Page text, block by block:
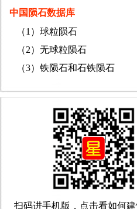
中国陨石数据库
（1）球粒陨石
（2）无球粒陨石
（3）铁陨石和石铁陨石
扫码进手机版，点击看如何